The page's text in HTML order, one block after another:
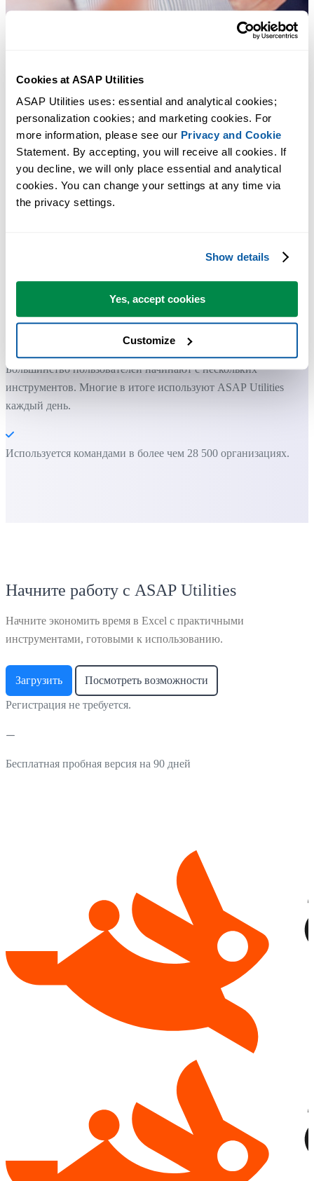
Cookies at ASAP Utilities
ASAP Utilities uses: essential and analytical cookies;
personalization cookies; and marketing cookies. For
more information, please see our Privacy and Cookie
Statement. By accepting, you will receive all cookies. If
you decline, we will only place essential and analytical
cookies. You can change your settings at any time via
the privacy settings.
Show details
Yes, accept cookies
Customize
Практичные инструменты, которых многим пользователям
не хватает в самом Excel.
ASAP Utilities помогает экономить время и делать то, что
Вы можете начать работу сразу. Обучение не требуется.
Большинство пользователей начинают с нескольких
инструментов. Многие в итоге используют ASAP Utilities
каждый день.
Используется командами в более чем 28 500 организациях.
Начните работу с ASAP Utilities
Начните экономить время в Excel с практичными
инструментами, готовыми к использованию.
Загрузить Посмотреть возможности
Регистрация не требуется.
Бесплатная пробная версия на 90 дней